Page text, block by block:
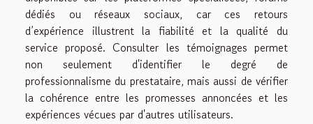
dédiés ou réseaux sociaux, car ces retours
d’expérience illustrent la fiabilité et la qualité du
service proposé. Consulter les témoignages permet
non seulement d'identifier le degré de
professionnalisme du prestataire, mais aussi de vérifier
la cohérence entre les promesses annoncées et les
expériences vécues par d'autres utilisateurs.